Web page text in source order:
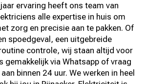
ervaring heeft ons team van
alle expertise in huis om
zorg en precisie aan te pakken. Of
spoedgeval, een uitgebreide
controle, wij staan altijd voor
gemakkelijk via Whatsapp of vraag
binnen 24 uur. We werken in heel